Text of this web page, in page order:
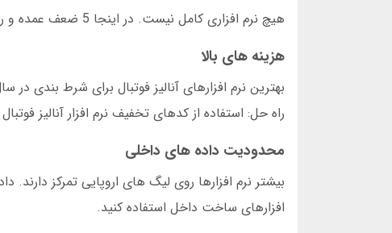
هیچ نرم افزاری کامل نیست. در اینجا 5 ضعف عمده و راه حل های عملی را بیان می کنیم:
هزینه های بالا
راه حل: استفاده از کدهای تخفیف نرم افزار آنالیز
محدودیت داده های داخلی
بیشتر نرم افزارها روی لیگ های اروپایی تمرکز
افزارهای ساخت داخل استفاده کنید.